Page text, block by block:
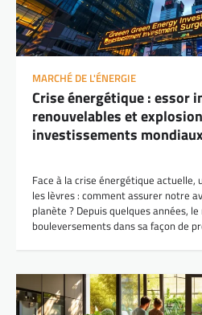
MARCHÉ DE L'ÉNERGIE
Crise énergétique : essor
renouvelables et
investissements mondiaux
Face à la crise énergétique
les lèvres : comment assurer notre
planète ? Depuis quelques années,
bouleversements dans sa façon de